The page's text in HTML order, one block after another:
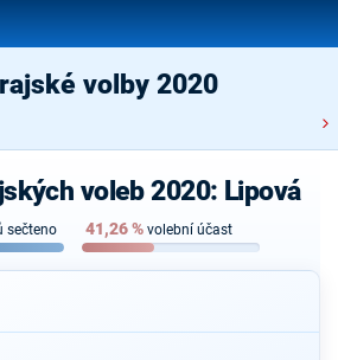
volby 2020
voleb 2020: Lipová
sečteno 41,26% volební účast